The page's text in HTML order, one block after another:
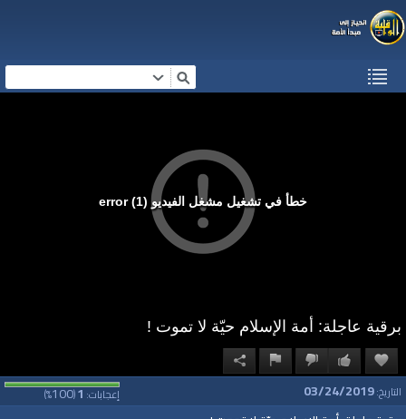
خطأ في تشغيل مشغل الفيديو (1) error
برقية عاجلة: أمة الإسلام حيّة لا تموت !
إعجابات:1
(
100
%) التاريخ:03/24/2019